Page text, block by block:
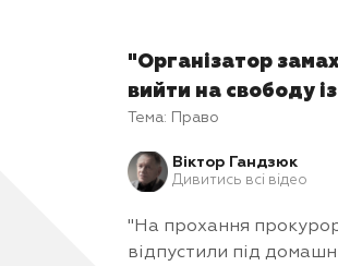
"Організатор
вийти на свободу
Тема: Право
Віктор Гандзюк
Дивитись всі відео
"На прохання
відпустили під